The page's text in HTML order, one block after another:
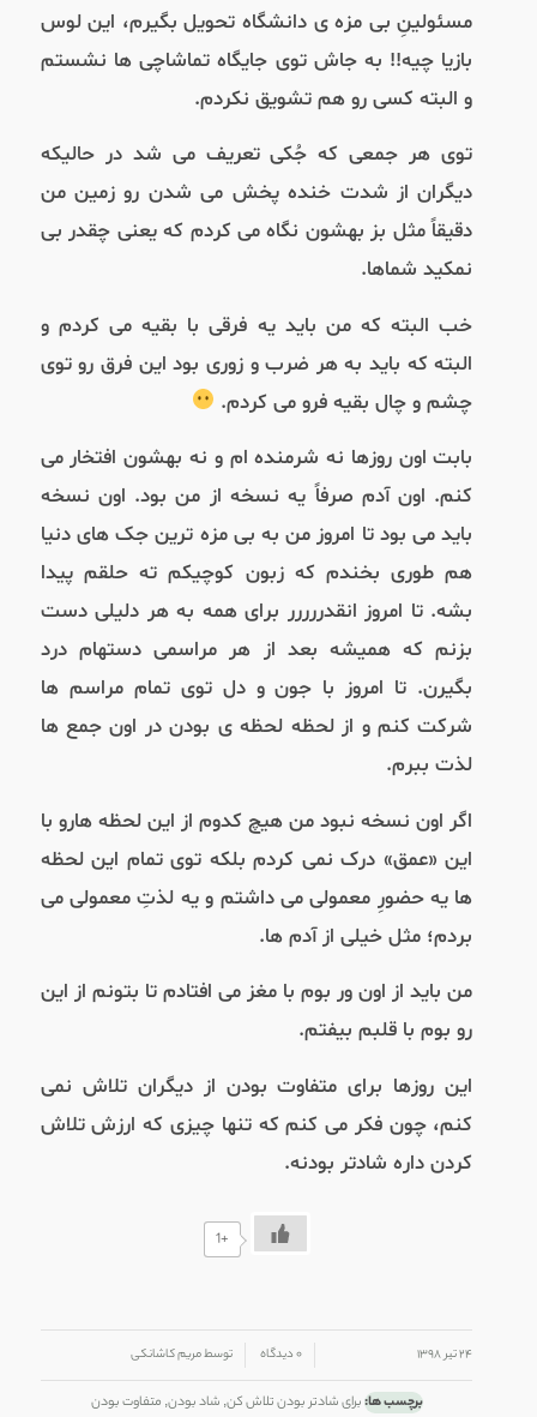
مسئولینِ بی مزه ی دانشگاه تحویل بگیرم، این لوس
بازیا چیه!! به جاش توی جایگاه تماشاچی ها نشستم
و البته کسی رو هم تشویق نکردم.
توی هر جمعی که جُکی تعریف می شد در حالیکه
دیگران از شدت خنده پخش می شدن رو زمین من
دقیقاً مثل بز بهشون نگاه می کردم که یعنی چقدر بی
نمکید شماها.
خب البته که من باید یه فرقی با بقیه می کردم و
البته که باید به هر ضرب و زوری بود این فرق رو توی
چشم و چال بقیه فرو می کردم.
بابت اون روزها نه شرمنده ام و نه بهشون افتخار می
کنم. اون آدم صرفاً یه نسخه از من بود. اون نسخه
باید می بود تا امروز من به بی مزه ترین جک های دنیا
هم طوری بخندم که زبون کوچیکم ته حلقم پیدا
بشه. تا امروز انقدررررر برای همه به هر دلیلی دست
بزنم که همیشه بعد از هر مراسمی دستهام درد
بگیرن. تا امروز با جون و دل توی تمام مراسم ها
شرکت کنم و از لحظه لحظه ی بودن در اون جمع ها
لذت ببرم.
اگر اون نسخه نبود من هیچ کدوم از این لحظه هارو با
این «عمق» درک نمی کردم بلکه توی تمام این لحظه
ها یه حضورِ معمولی می داشتم و یه لذتِ معمولی می
بردم؛ مثل خیلی از آدم ها.
من باید از اون ور بوم با مغز می افتادم تا بتونم از این
رو بوم با قلبم بیفتم.
این روزها برای متفاوت بودن از دیگران تلاش نمی
کنم، چون فکر می کنم که تنها چیزی که ارزش تلاش
کردن داره شادتر بودنه.
+1
۲۴ تیر ۱۳۹۸ ۰ دیدگاه توسطمریم کاشانکی
برچسب ها:برای شادتر بودن تلاش کن, شاد بودن, متفاوت بودن